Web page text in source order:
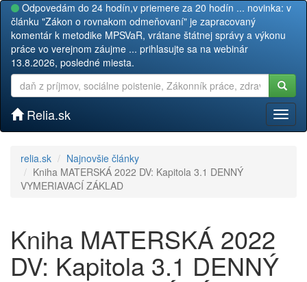
Odpovedám do 24 hodín,v priemere za 20 hodín ... novinka: v
článku "Zákon o rovnakom odmeňovaní" je zapracovaný
komentár k metodike MPSVaR, vrátane štátnej správy a výkonu
práce vo verejnom záujme ... prihlasujte sa na webinár
13.8.2026, posledné miesta.
Relia.sk
relia.sk
Najnovšie články
Kniha MATERSKÁ 2022 DV: Kapitola 3.1 DENNÝ
VYMERIAVACÍ ZÁKLAD
Kniha MATERSKÁ 2022
DV: Kapitola 3.1 DENNÝ